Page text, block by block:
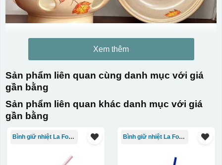
Xem thêm
Sản phẩm liên quan cùng danh mục với giá
gần bằng
Sản phẩm liên quan khác danh mục với giá
gần bằng
Bình giữ nhiệt La Fonte Bình giữ nhiệt La Fonte